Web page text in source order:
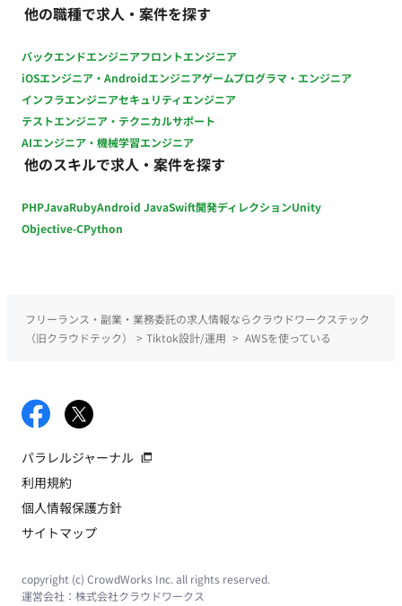
他の職種で求人・案件を探す
バックエンドエンジニアフロントエンジニア
iOSエンジニア・Androidエンジニアゲームプログラマ・エンジニア
インフラエンジニアセキュリティエンジニア
テストエンジニア・テクニカルサポート
AIエンジニア・機械学習エンジニア
他のスキルで求人・案件を探す
PHPJavaRubyAndroid JavaSwift開発ディレクションUnity
Objective-CPython
フリーランス・副業・業務委託の求人情報ならクラウドワークステック
（旧クラウドテック）
> Tiktok設計/運用 > AWSを使っている
パラレルジャーナル
利用規約
個人情報保護方針
サイトマップ
copyright (c) CrowdWorks Inc. all rights reserved.
運営会社： 株式会社クラウドワークス